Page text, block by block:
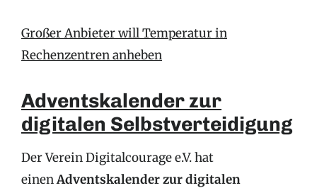
Großer Anbieter will Temperatur in
Rechenzentren anheben
Adventskalender zur
digitalen Selbstverteidigung
Der Verein Digitalcourage e.V. hat
einenAdventskalender zur digitalen